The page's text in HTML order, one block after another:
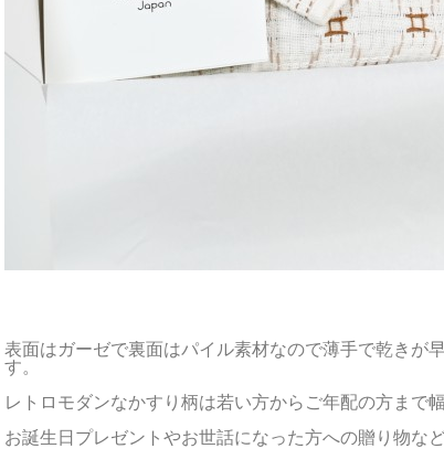
表面はガーゼで裏面はパイル素材なので薄手で乾きが
す。
レトロモダンなかすり柄は若い方からご年配の方まで
お誕生日プレゼントやお世話になった方への贈り物な